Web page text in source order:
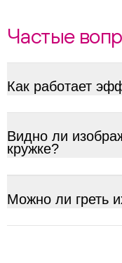
Частые
Как работает
Видно ли
кружке?
Можно ли греть